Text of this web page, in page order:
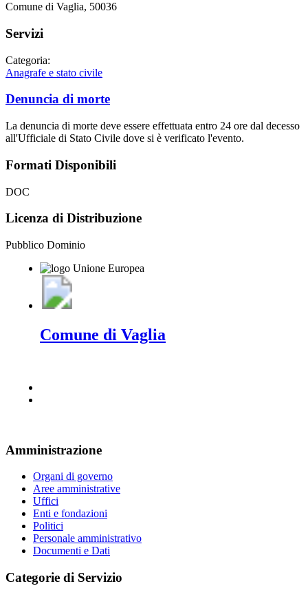
Comune di Vaglia, 50036
Servizi
Categoria:
Anagrafe e stato civile
Denuncia di morte
La denuncia di morte deve essere effettuata entro 24 ore dal decesso
all'Ufficiale di Stato Civile dove si è verificato l'evento.
Formati Disponibili
DOC
Licenza di Distribuzione
Pubblico Dominio
Comune di Vaglia
Amministrazione
Organi di governo
Aree amministrative
Uffici
Enti e fondazioni
Politici
Personale amministrativo
Documenti e Dati
Categorie di Servizio